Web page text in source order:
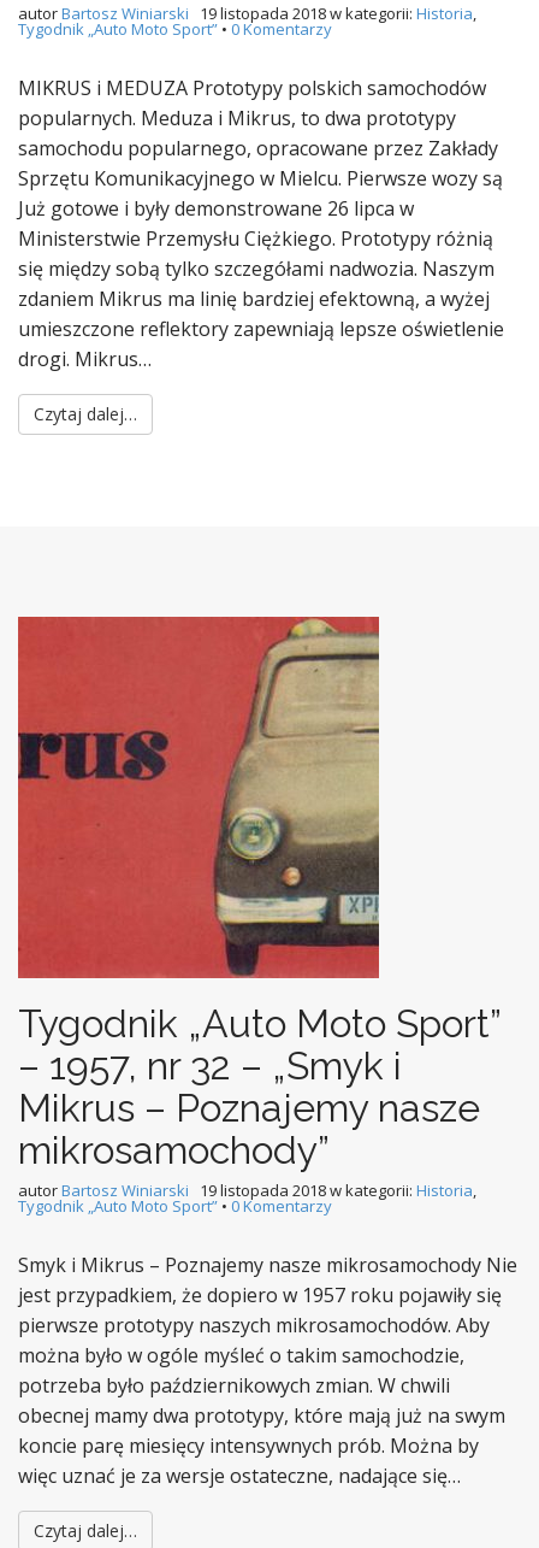
autorBartosz Winiarski 19 listopada 2018w kategorii: Historia,
Tygodnik „Auto Moto Sport” • 0 Komentarzy
MIKRUS i MEDUZA Prototypy polskich samochodów
popularnych. Meduza i Mikrus, to dwa prototypy
samochodu popularnego, opracowane przez Zakłady
Sprzętu Komunikacyjnego w Mielcu. Pierwsze wozy są
Już gotowe i były demonstrowane 26 lipca w
Ministerstwie Przemysłu Ciężkiego. Prototypy różnią
się między sobą tylko szczegółami nadwozia. Naszym
zdaniem Mikrus ma linię bardziej efektowną, a wyżej
umieszczone reflektory zapewniają lepsze oświetlenie
drogi. Mikrus…
Czytaj dalej…
Tygodnik „Auto Moto Sport”
– 1957, nr 32 – „Smyk i
Mikrus – Poznajemy nasze
mikrosamochody”
autorBartosz Winiarski 19 listopada 2018w kategorii: Historia,
Tygodnik „Auto Moto Sport” • 0 Komentarzy
Smyk i Mikrus – Poznajemy nasze mikrosamochody Nie
jest przypadkiem, że dopiero w 1957 roku pojawiły się
pierwsze prototypy naszych mikrosamochodów. Aby
można było w ogóle myśleć o takim samochodzie,
potrzeba było październikowych zmian. W chwili
obecnej mamy dwa prototypy, które mają już na swym
koncie parę miesięcy intensywnych prób. Można by
więc uznać je za wersje ostateczne, nadające się…
Czytaj dalej…